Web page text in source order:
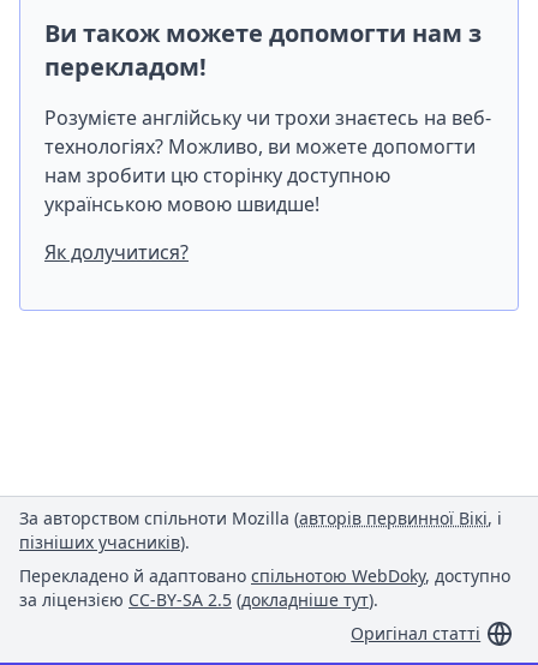
Ви також можете допомогти нам з
перекладом!
Розумієте англійську чи трохи знаєтесь на веб-
технологіях? Можливо, ви можете допомогти
нам зробити цю сторінку доступною
українською мовою швидше!
Як долучитися?
За авторством спільноти Mozilla (авторів первинної Вікі, і
пізніших учасників).
Перекладено й адаптовано спільнотою WebDoky, доступно
за ліцензією CC-BY-SA 2.5 (докладніше тут).
Оригінал статті